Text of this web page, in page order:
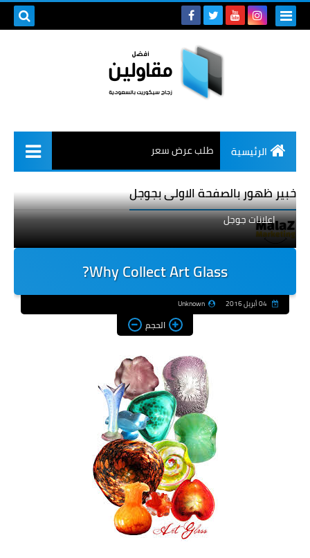
الرئيسية طلب عرض سعر
خبير ظهور بالصفحة الاولى بجوجل
اعلانات جوجل
Why Collect Art Glass?
04 أبريل 2016 Unknown
الحجم